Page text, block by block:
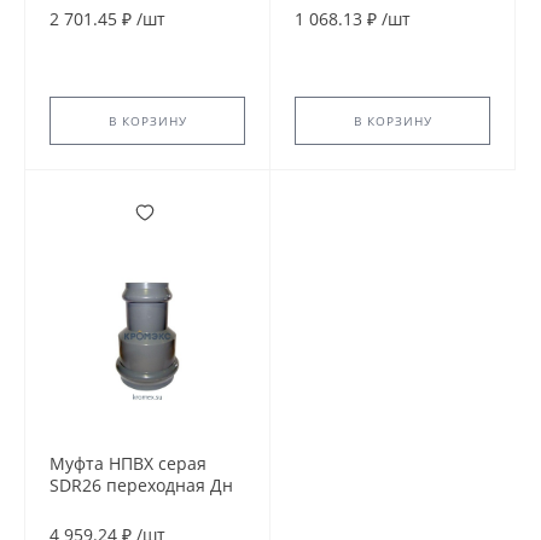
к
2 701.45 ₽ /шт
В КОРЗИНУ
напорная в/к Aquaviva
1 068.13 ₽ /шт
В КОРЗИНУ
Муфта НПВХ серая
SDR26 переходная Дн
раструбная напорная
4 959.24 ₽ /шт